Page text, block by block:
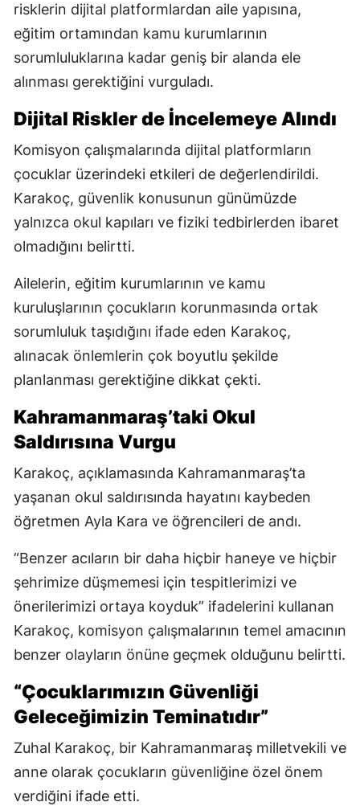
risklerin dijital platformlardan aile yapısına,
eğitim ortamından kamu kurumlarının
sorumluluklarına kadar geniş bir alanda ele
alınması gerektiğini vurguladı.
Dijital Riskler de İncelemeye Alındı
Komisyon çalışmalarında dijital platformların
çocuklar üzerindeki etkileri de değerlendirildi.
Karakoç, güvenlik konusunun günümüzde
yalnızca okul kapıları ve fiziki tedbirlerden ibaret
olmadığını belirtti.
Ailelerin, eğitim kurumlarının ve kamu
kuruluşlarının çocukların korunmasında ortak
sorumluluk taşıdığını ifade eden Karakoç,
alınacak önlemlerin çok boyutlu şekilde
planlanması gerektiğine dikkat çekti.
Kahramanmaraş’taki Okul
Saldırısına Vurgu
Karakoç, açıklamasında Kahramanmaraş’ta
yaşanan okul saldırısında hayatını kaybeden
öğretmen Ayla Kara ve öğrencileri de andı.
“Benzer acıların bir daha hiçbir haneye ve hiçbir
şehrimize düşmemesi için tespitlerimizi ve
önerilerimizi ortaya koyduk” ifadelerini kullanan
Karakoç, komisyon çalışmalarının temel amacının
benzer olayların önüne geçmek olduğunu belirtti.
“Çocuklarımızın Güvenliği
Geleceğimizin Teminatıdır”
Zuhal Karakoç, bir Kahramanmaraş milletvekili ve
anne olarak çocukların güvenliğine özel önem
verdiğini ifade etti.